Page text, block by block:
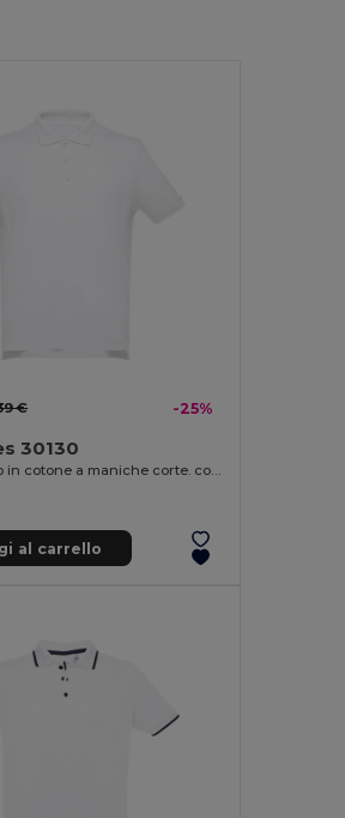
€ -25%
30130
Polo da uomo in cotone a maniche corte. colore bianco
al carrello